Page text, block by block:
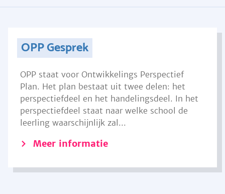
OPP Gesprek
OPP staat voor Ontwikkelings Perspectief
Plan. Het plan bestaat uit twee delen: het
perspectiefdeel en het handelingsdeel. In het
perspectiefdeel staat naar welke school de
leerling waarschijnlijk zal...
Meer informatie